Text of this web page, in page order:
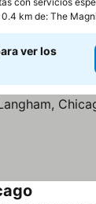
0.4 km de: The
ver los